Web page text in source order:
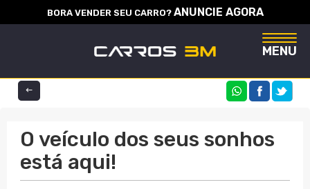
BORA VENDER SEU CARRO? ANUNCIE AGORA
MENU
O veículo dos seus sonhos
está aqui!